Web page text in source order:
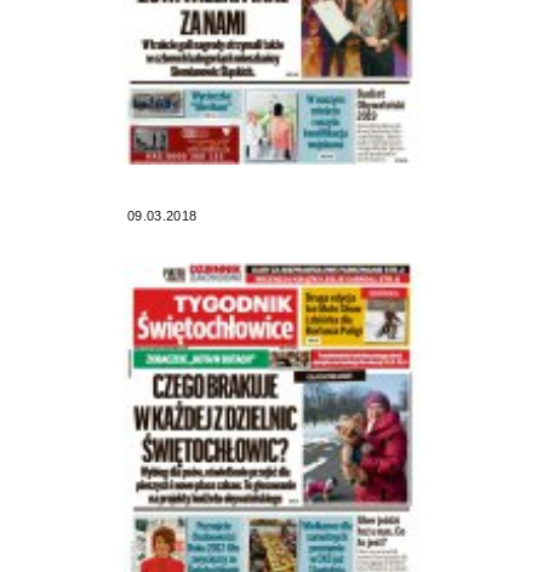
09.03.2018